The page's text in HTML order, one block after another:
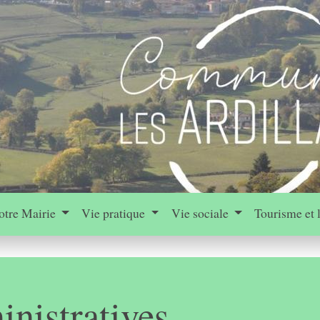
Mairie Vie pratique Vie sociale Tourisme et